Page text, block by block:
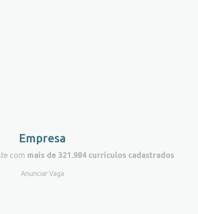
Empresa
com mais de 321.984 currículos cadastrados
Anunciar Vaga